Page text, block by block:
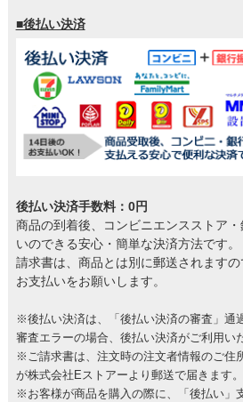
■後払い決済
後払い決済手数料：0円
商品の到着後、コンビニエンスストア
いのできる安心・簡単な決済方法です。
請求書は、商品とは別に郵送されます
お支払いをお願いします。
※後払い決済は、「後払い決済の審査」通
審査エラーの場合、後払い決済がご利用い
※ご請求書は、注文時の注文者情報のご住
が株式会社Eストアーより郵送で届きます。
※お客様が商品を購入の際に、「後払い」